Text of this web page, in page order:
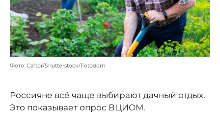
Фото: Caftor/Shutterstock/Fotodom
Россияне всё чаще выбирают дачный отдых.
Это показывает опрос ВЦИОМ.